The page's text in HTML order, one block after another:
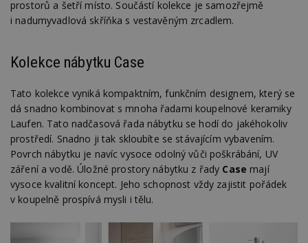
prostorů a šetří místo. Součástí kolekce je samozřejmě
i nadumyvadlová skříňka s vestavěným zrcadlem.
Kolekce nábytku Case
Tato kolekce vyniká kompaktním, funkčním designem, který se
dá snadno kombinovat s mnoha řadami koupelnové keramiky
Laufen. Tato nadčasová řada nábytku se hodí do jakéhokoliv
prostředí. Snadno ji tak skloubíte se stávajícím vybavením.
Povrch nábytku je navíc vysoce odolný vůči poškrábání, UV
záření a vodě. Úložné prostory nábytku z řady Case mají
vysoce kvalitní koncept. Jeho schopnost vždy zajistit pořádek
v koupelně prospívá mysli i tělu.